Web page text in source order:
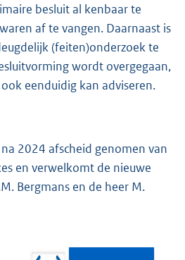
besluit al kenbaar te
af te vangen. Daarnaast is
(feiten)onderzoek te
wordt overgegaan,
eenduidig kan adviseren.
2024 afscheid genomen van
en verwelkomt de nieuwe
Bergmans en de heer M.